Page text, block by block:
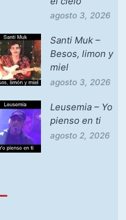
agosto 3, 2026
Santi Muk –
Besos, limon y
miel
agosto 3, 2026
Leusemia – Yo
pienso en ti
agosto 2, 2026